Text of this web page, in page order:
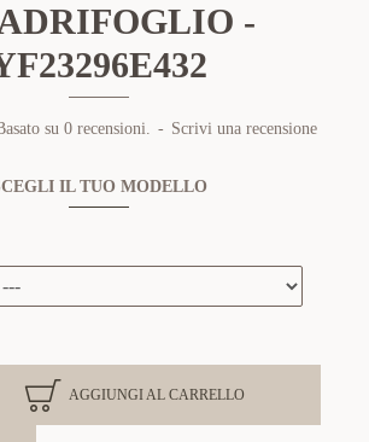
-
su 0 recensioni. - Scrivi una recensione
IL TUO MODELLO
AGGIUNGI AL CARRELLO